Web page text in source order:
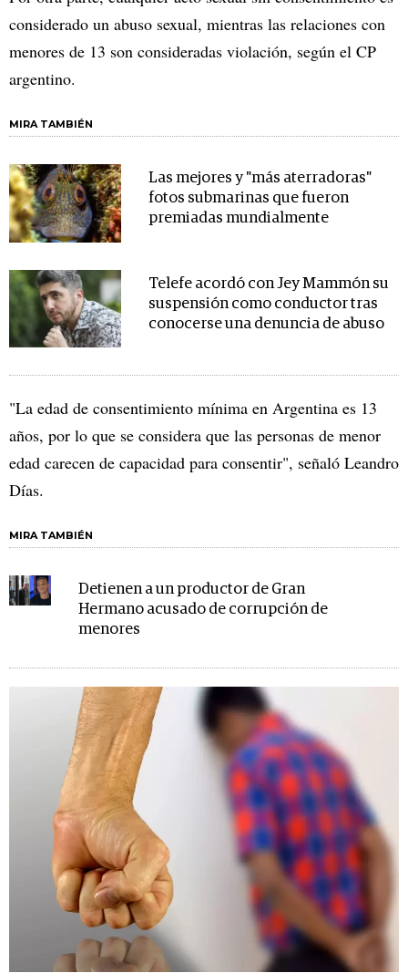
considerado un abuso sexual, mientras las relaciones con
menores de 13 son consideradas violación, según el CP
argentino.
MIRA TAMBIÉN
Las mejores y "más aterradoras"
fotos submarinas que fueron
premiadas mundialmente
Telefe acordó con Jey Mammón su
suspensión como conductor tras
conocerse una denuncia de abuso
"La edad de consentimiento mínima en Argentina es 13
años, por lo que se considera que las personas de menor
edad carecen de capacidad para consentir", señaló Leandro
Días.
MIRA TAMBIÉN
Detienen a un productor de Gran
Hermano acusado de corrupción de
menores